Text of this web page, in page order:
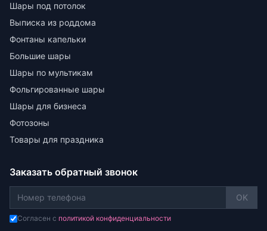
Шары под потолок
Выписка из роддома
Фонтаны капельки
Большие шары
Шары по мультикам
Фольгированные шары
Шары для бизнеса
Фотозоны
Товары для праздника
Заказать обратный звонок
OK
Согласен с политикой конфиденциальности